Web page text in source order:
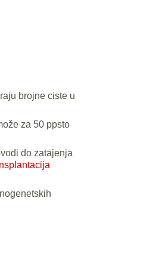
brojne ciste u
za 50 ppsto
do zatajenja